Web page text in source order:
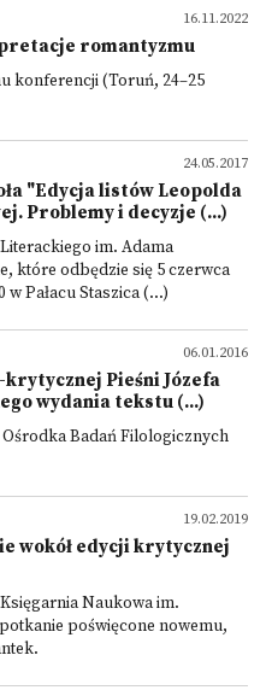
16.11.2022
romantyzmu
konferencji (Toruń, 24–25
24.05.2017
"Edycja listów Leopolda
Problemy i decyzje (...)
im. Adama
które odbędzie się 5 czerwca
w Pałacu Staszica (...)
06.01.2016
Pieśni Józefa
wydania tekstu (...)
Badań Filologicznych
19.02.2019
wokół edycji krytycznej
Naukowa im.
poświęcone nowemu,